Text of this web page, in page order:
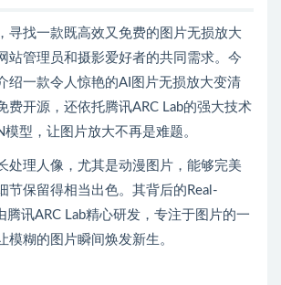
寻找一款既高效又免费的图片无损放大
站管理员和摄影爱好者的共同需求。今
绍一款令人惊艳的AI图片无损放大变清
费开源，还依托腾讯ARC Lab的强大技术
型，让图片放大不再是难题。
处理人像，尤其是动漫图片，能够完美
节保留得相当出色。其背后的Real-
腾讯ARC Lab精心研发，专注于图片的一
模糊的图片瞬间焕发新生。